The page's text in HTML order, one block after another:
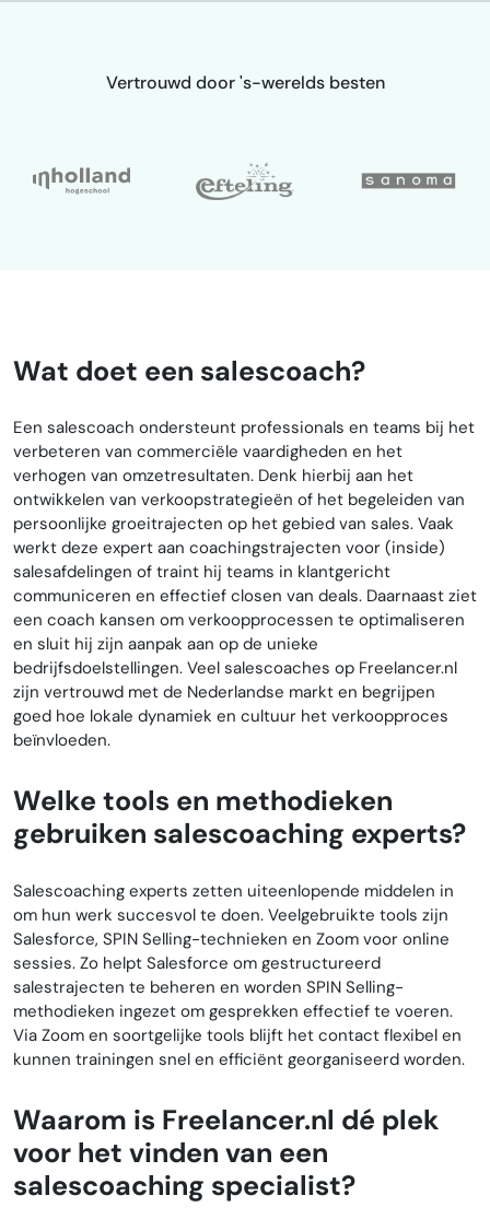
Vertrouwd door 's-werelds besten
Wat doet een salescoach?
Een salescoach ondersteunt professionals en teams bij het
verbeteren van commerciële vaardigheden en het
verhogen van omzetresultaten. Denk hierbij aan het
ontwikkelen van verkoopstrategieën of het begeleiden van
persoonlijke groeitrajecten op het gebied van sales. Vaak
werkt deze expert aan coachingstrajecten voor (inside)
salesafdelingen of traint hij teams in klantgericht
communiceren en effectief closen van deals. Daarnaast ziet
een coach kansen om verkoopprocessen te optimaliseren
en sluit hij zijn aanpak aan op de unieke
bedrijfsdoelstellingen. Veel salescoaches op Freelancer.nl
zijn vertrouwd met de Nederlandse markt en begrijpen
goed hoe lokale dynamiek en cultuur het verkoopproces
beïnvloeden.
Welke tools en methodieken
gebruiken salescoaching experts?
Salescoaching experts zetten uiteenlopende middelen in
om hun werk succesvol te doen. Veelgebruikte tools zijn
Salesforce, SPIN Selling-technieken en Zoom voor online
sessies. Zo helpt Salesforce om gestructureerd
salestrajecten te beheren en worden SPIN Selling-
methodieken ingezet om gesprekken effectief te voeren.
Via Zoom en soortgelijke tools blijft het contact flexibel en
kunnen trainingen snel en efficiënt georganiseerd worden.
Waarom is Freelancer.nl dé plek
voor het vinden van een
salescoaching specialist?